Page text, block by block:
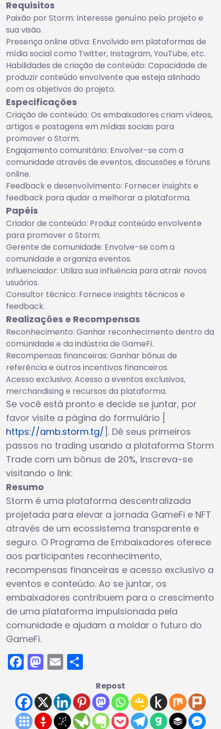
Requisitos
Paixão por Storm: Interesse genuíno pelo projeto e
sua visão.
Presença online ativa: Envolvido em plataformas de
mídia social como Twitter, Instagram, YouTube, etc.
Habilidades de criação de conteúdo: Capacidade de
produzir conteúdo envolvente que esteja alinhado
com os objetivos do projeto.
Especificações
Criação de conteúdo: Os embaixadores criam vídeos,
artigos e postagens em mídias sociais para
promover o Storm.
Engajamento comunitário: Envolver-se com a
comunidade através de eventos, discussões e fóruns
online.
Feedback e desenvolvimento: Fornecer insights e
feedback para ajudar a melhorar a plataforma.
Papéis
Criador de conteúdo: Produz conteúdo envolvente
para promover o Storm.
Gerente de comunidade: Envolve-se com a
comunidade e organiza eventos.
Influenciador: Utiliza sua influência para atrair novos
usuários.
Consultor técnico: Fornece insights técnicos e
feedback.
Realizações e Recompensas
Reconhecimento: Ganhar reconhecimento dentro da
comunidade e da indústria de GameFi.
Recompensas financeiras: Ganhar bônus de
referência e outros incentivos financeiros.
Acesso exclusivo: Acesso a eventos exclusivos,
merchandising e recursos da plataforma.
Se você está pronto e decide se juntar, por
favor visite a página do formulário [
https://amb.storm.tg/]. Dê seus primeiros
passos no trading usando a plataforma Storm
Trade com um bônus de 20%, inscreva-se
visitando o link:
Resumo
Storm é uma plataforma descentralizada
projetada para elevar a jornada GameFi e NFT
através de um ecossistema transparente e
seguro. O Programa de Embaixadores oferece
aos participantes reconhecimento,
recompensas financeiras e acesso exclusivo a
eventos e conteúdo. Ao se juntar, os
embaixadores contribuem para o crescimento
de uma plataforma impulsionada pela
comunidade e ajudam a moldar o futuro do
GameFi.
Facebook
Mastodon
Email
Repost